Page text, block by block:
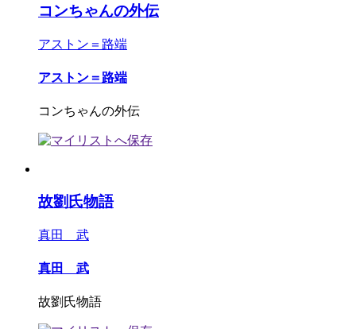
コンちゃんの外伝
アストン＝路端
アストン＝路端
コンちゃんの外伝
故劉氏物語
真田 武
真田 武
故劉氏物語